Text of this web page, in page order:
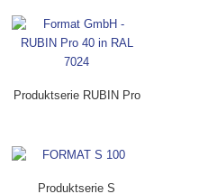
Produktserie RUBIN Pro
Produktserie S